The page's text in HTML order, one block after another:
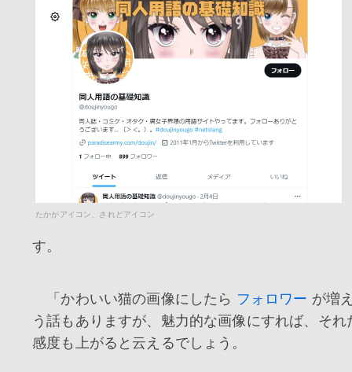
たかがアイコン、されどアイコン
す。
「かわいい猫の画像にしたら フォロワー が増
う話もありますが、魅力的な画像にすれば、それ
感度も上がると云えるでしょう。